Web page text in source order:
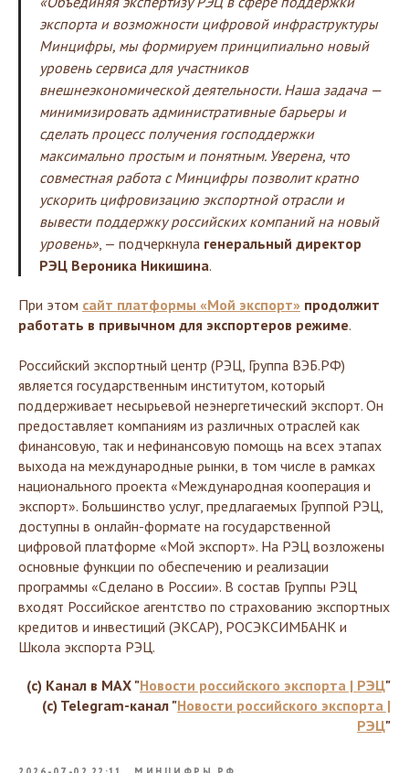
экспорта и возможности цифровой инфраструктуры
Минцифры, мы формируем принципиально новый
уровень сервиса для участников
внешнеэкономической деятельности. Наша задача —
минимизировать административные барьеры и
сделать процесс получения господдержки
максимально простым и понятным. Уверена, что
совместная работа с Минцифры позволит кратно
ускорить цифровизацию экспортной отрасли и
вывести поддержку российских компаний на новый
уровень», — подчеркнула генеральный директор
РЭЦ Вероника Никишина.
При этом сайт платформы «Мой экспорт» продолжит
работать в привычном для экспортеров режиме.
Российский экспортный центр (РЭЦ, Группа ВЭБ.РФ)
является государственным институтом, который
поддерживает несырьевой неэнергетический экспорт. Он
предоставляет компаниям из различных отраслей как
финансовую, так и нефинансовую помощь на всех этапах
выхода на международные рынки, в том числе в рамках
национального проекта «Международная кооперация и
экспорт». Большинство услуг, предлагаемых Группой РЭЦ,
доступны в онлайн-формате на государственной
цифровой платформе «Мой экспорт». На РЭЦ возложены
основные функции по обеспечению и реализации
программы «Сделано в России». В состав Группы РЭЦ
входят Российское агентство по страхованию экспортных
кредитов и инвестиций (ЭКСАР), РОСЭКСИМБАНК и
Школа экспорта РЭЦ.
(c) Канал в MAX "Новости российского экспорта | РЭЦ"
(c) Telegram-канал "Новости российского экспорта |
РЭЦ"